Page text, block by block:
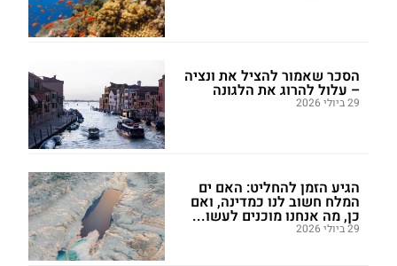
הסכר שאמור להציל את ונציה
– עלול להרוג את הלגונה
29 ביולי 2026
הגיע הזמן להחליט: האם ים
המלח חשוב לנו כמדינה, ואם
כן, מה אנחנו מוכנים לעשו...
29 ביולי 2026